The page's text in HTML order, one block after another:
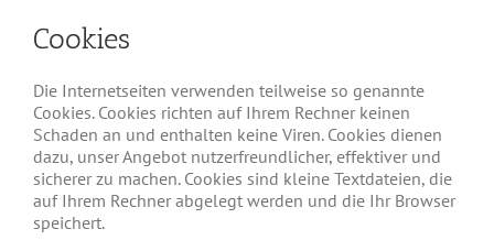
Cookies
Die Internetseiten verwenden teilweise so genannte
Cookies. Cookies richten auf Ihrem Rechner keinen
Schaden an und enthalten keine Viren. Cookies dienen
dazu, unser Angebot nutzerfreundlicher, effektiver und
sicherer zu machen. Cookies sind kleine Textdateien, die
auf Ihrem Rechner abgelegt werden und die Ihr Browser
speichert.